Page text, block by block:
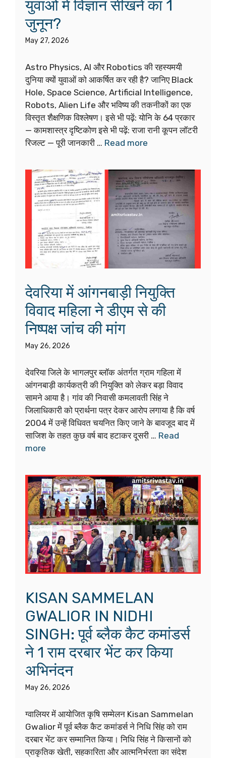
युवाओं में विज्ञान सीखने का 1
जुनून?
May 27, 2026
Astro Physics, AI और Robotics की रहस्यमयी
दुनिया क्यों युवाओं को आकर्षित कर रही है? जानिए Black
Hole, Space Science, Artificial Intelligence,
Robots, Alien Life और भविष्य की तकनीकों का एक
विस्तृत शैक्षणिक विश्लेषण। इसे भी पढ़ें: योनि के 64 प्रकार
— कामशास्त्र दृष्टिकोण इसे भी पढ़ें: राजा रानी कूपन लॉटरी
रिजल्ट — पूरी जानकारी … Read more
देवरिया में आंगनबाड़ी नियुक्ति
विवाद महिला ने डीएम से की
निष्पक्ष जांच की मांग
May 26, 2026
देवरिया जिले के भागलपुर ब्लॉक अंतर्गत ग्राम गहिला में
आंगनबाड़ी कार्यकत्री की नियुक्ति को लेकर बड़ा विवाद
सामने आया है। गांव की निवासी कमलावती सिंह ने
जिलाधिकारी को प्रार्थना पत्र देकर आरोप लगाया है कि वर्ष
2004 में उन्हें विधिवत चयनित किए जाने के बावजूद बाद में
साजिश के तहत कुछ वर्ष बाद हटाकर दूसरी … Read
more
KISAN SAMMELAN
GWALIOR IN NIDHI
SINGH: पूर्व ब्लैक कैट कमांडर्स
ने 1 राम दरबार भेंट कर किया
अभिनंदन
May 26, 2026
ग्वालियर में आयोजित कृषि सम्मेलन Kisan Sammelan
Gwalior में पूर्व ब्लैक कैट कमांडर्स ने निधि सिंह को राम
दरबार भेंट कर सम्मानित किया। निधि सिंह ने किसानों को
प्राकृतिक खेती, सहकारिता और आत्मनिर्भरता का संदेश